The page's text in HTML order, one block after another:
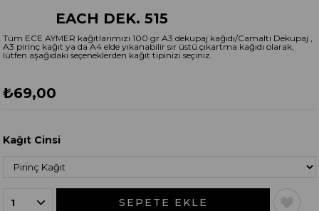
EACH DEK. 515
Tüm ECE AYMER kağıtlarımızı 100 gr A3 dekupaj kağıdı/Camaltı Dekupaj ,
A3 pirinç kağıt ya da A4 elde yıkanabilir sır üstü çıkartma kağıdı olarak,
lütfen aşağıdaki seçeneklerden kağıt tipinizi seçiniz.
₺69,00
Kağıt Cinsi